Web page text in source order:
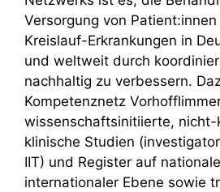
Versorgung von
Kreislauf-Erkrankungen in
und weltweit durch
nachhaltig zu verbessern.
Kompetenznetz
wissenschaftsinitiierte, nicht-
klinische Studien
IIT) und Register auf
internationaler Ebene sowie